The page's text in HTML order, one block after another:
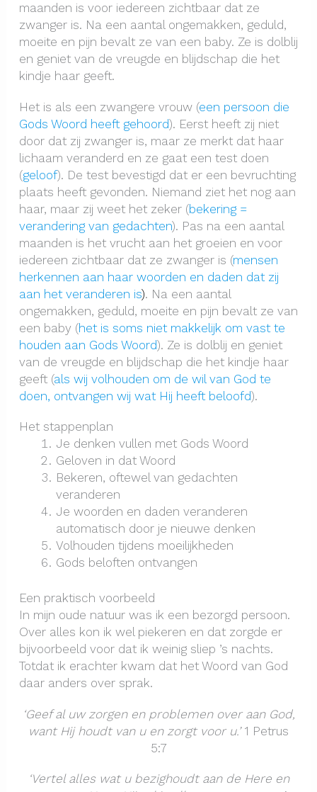
maanden is voor iedereen zichtbaar dat ze
zwanger is. Na een aantal ongemakken, geduld,
moeite en pijn bevalt ze van een baby. Ze is dolblij
en geniet van de vreugde en blijdschap die het
kindje haar geeft.
Het is als een zwangere vrouw (een persoon die
Gods Woord heeft gehoord). Eerst heeft zij niet
door dat zij zwanger is, maar ze merkt dat haar
lichaam veranderd en ze gaat een test doen
(geloof). De test bevestigd dat er een bevruchting
plaats heeft gevonden. Niemand ziet het nog aan
haar, maar zij weet het zeker (bekering =
verandering van gedachten). Pas na een aantal
maanden is het vrucht aan het groeien en voor
iedereen zichtbaar dat ze zwanger is (mensen
herkennen aan haar woorden en daden dat zij
aan het veranderen is). Na een aantal
ongemakken, geduld, moeite en pijn bevalt ze van
een baby (het is soms niet makkelijk om vast te
houden aan Gods Woord). Ze is dolblij en geniet
van de vreugde en blijdschap die het kindje haar
geeft (als wij volhouden om de wil van God te
doen, ontvangen wij wat Hij heeft beloofd).
Het stappenplan
Je denken vullen met Gods Woord
Geloven in dat Woord
Bekeren, oftewel van gedachten
veranderen
Je woorden en daden veranderen
automatisch door je nieuwe denken
Volhouden tijdens moeilijkheden
Gods beloften ontvangen
Een praktisch voorbeeld
In mijn oude natuur was ik een bezorgd persoon.
Over alles kon ik wel piekeren en dat zorgde er
bijvoorbeeld voor dat ik weinig sliep ’s nachts.
Totdat ik erachter kwam dat het Woord van God
daar anders over sprak.
‘Geef al uw zorgen en problemen over aan God,
want Hij houdt van u en zorgt voor u.’ 1 Petrus
5:7
‘Vertel alles wat u bezighoudt aan de Here en